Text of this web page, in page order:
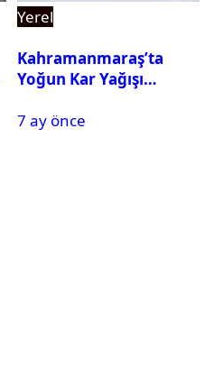
Yerel
Kahramanmaraş’ta
Yoğun Kar Yağışı
Tatil
7 ay önce